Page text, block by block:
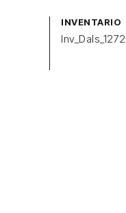
INVENTARIO
Inv_Dals_1272